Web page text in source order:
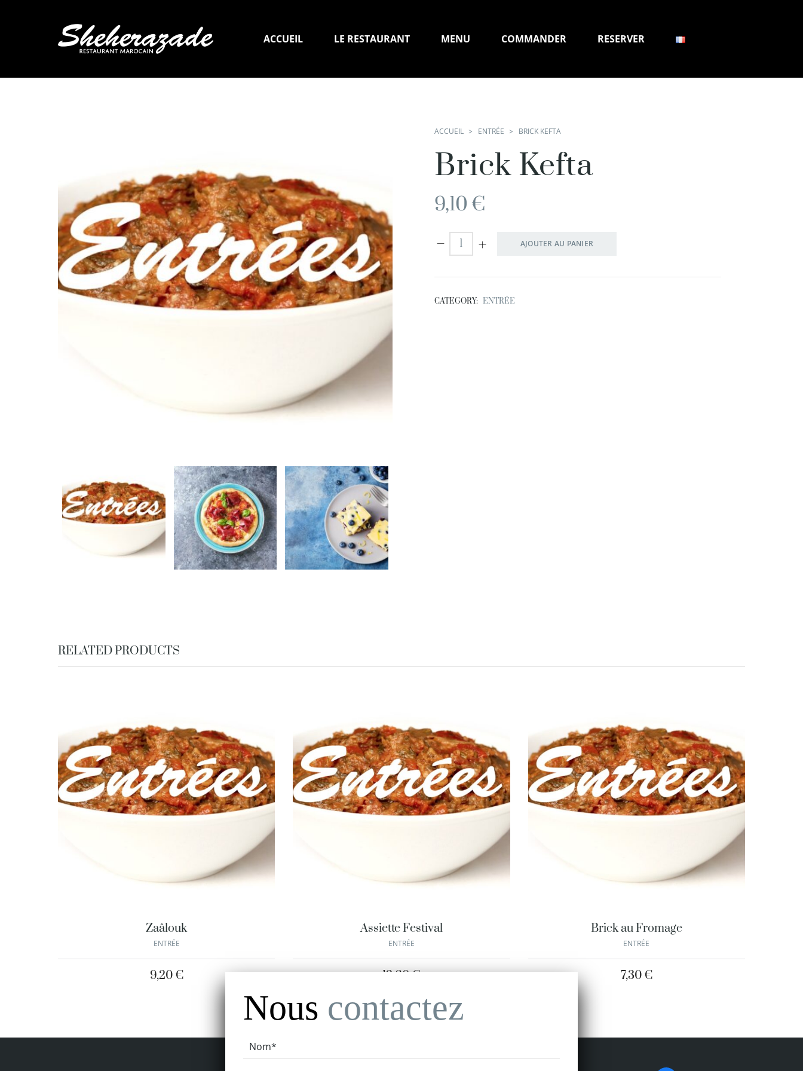
ACCUEIL LE RESTAURANT MENU COMMANDER RESERVER
ACCUEIL ENTRÉE BRICK KEFTA
Brick Kefta
9,10 €
AJOUTER AU PANIER
CATEGORY: ENTRÉE
RELATED PRODUCTS
Zaâlouk
ENTRÉE
9,20 €
Assiette Festival
ENTRÉE
12,60€
Brick au Fromage
ENTRÉE
7,30 €
Nous contactez